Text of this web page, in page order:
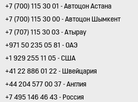
+7 (700) 115 30 01 - Автоцон Астана
+7 (700) 115 30 00 - Автоцон Шымкент
+7 (707) 115 30 03 - Атырау
+971 50 235 05 81 - ОАЭ
+1 929 255 11 05 - США
+41 22 886 01 22 - Швейцария
+44 204 577 00 37 - Англия
+7 495 146 46 43 - Россия